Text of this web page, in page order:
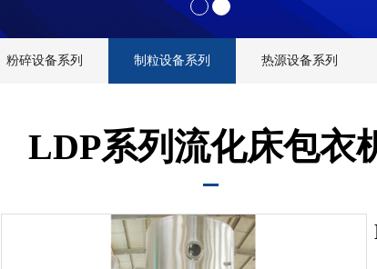
粉碎设备系列 制粒设备系列 热源设备系列
LDP系列流化床包衣